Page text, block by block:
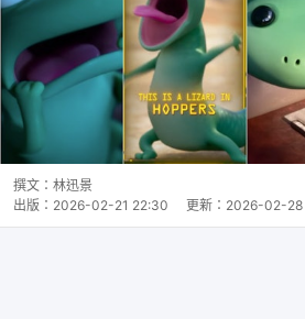
撰文： 林迅景
出版： 2026-02-21 22:30 更新： 2026-02-28